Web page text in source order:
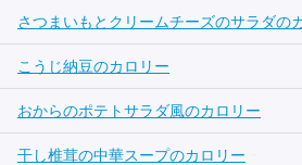
さつまいもとクリームチーズのサラダの
こうじ納豆のカロリー
おからのポテトサラダ風のカロリー
干し椎茸の中華スープのカロリー